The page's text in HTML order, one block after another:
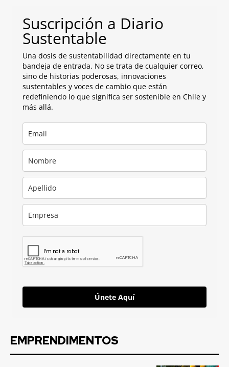
Suscripción a Diario
Sustentable
Una dosis de sustentabilidad directamente en tu
bandeja de entrada. No se trata de cualquier correo,
sino de historias poderosas, innovaciones
sustentables y voces de cambio que están
redefiniendo lo que significa ser sostenible en Chile y
más allá.
Únete Aquí
EMPRENDIMENTOS